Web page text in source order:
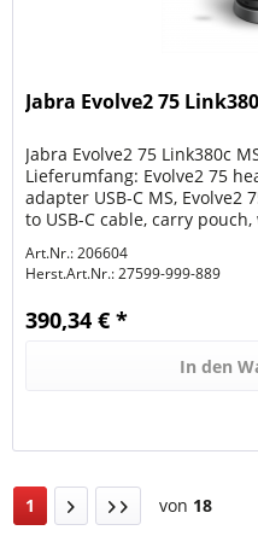
Jabra Evolve2 75
Jabra Evolve2 75 Link380c
Lieferumfang: Evolve2 75
adapter USB-C MS, Evolve2
to USB-C cable, carry
Art.Nr.: 206604
Herst.Art.Nr.:27599-999-889
390,34 € *
In den
1 von 18